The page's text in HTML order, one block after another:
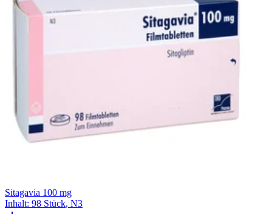
Sitagavia 100 mg
Inhalt: 98 Stück, N3